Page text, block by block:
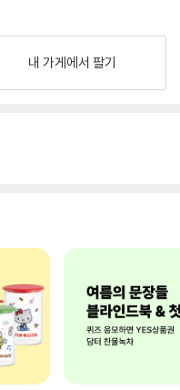
내 가게에서 팔기